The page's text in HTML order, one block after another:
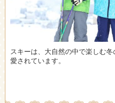
スキーは、大自然の中で楽しむ
愛されています。